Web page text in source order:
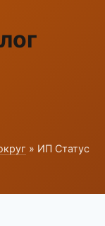
» ИП Статус